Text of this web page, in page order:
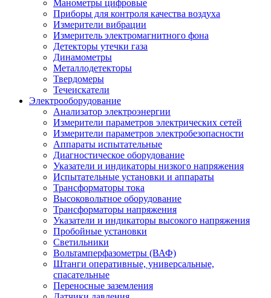
Манометры цифровые
Приборы для контроля качества воздуха
Измерители вибрации
Измеритель электромагнитного фона
Детекторы утечки газа
Динамометры
Металлодетекторы
Твердомеры
Течеискатели
Электрооборудование
Анализатор электроэнергии
Измерители параметров электрических сетей
Измерители параметров электробезопасности
Аппараты испытательные
Диагностическое оборудование
Указатели и индикаторы низкого напряжения
Испытательные установки и аппараты
Трансформаторы тока
Высоковольтное оборудование
Трансформаторы напряжения
Указатели и индикаторы высокого напряжения
Пробойные установки
Светильники
Вольтамперфазометры (ВАФ)
Штанги оперативные, универсальные,
спасательные
Переносные заземления